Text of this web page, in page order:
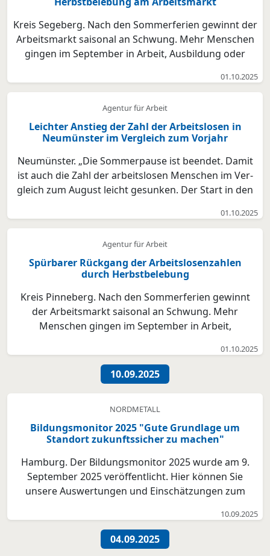
Kreis Segeberg. Nach den Sommerferien gewinnt der
Arbeitsmarkt saisonal an Schwung. Mehr Menschen
gingen im September in Arbeit, Ausbildung oder
Segeberg auf 5,0 Prozent. Nach den Sommerferien
Fa...
01.10.2025
Agentur für Arbeit
Leichter Anstieg der Zahl der Arbeitslosen in
Neumünster im Vergleich zum Vorjahr
Neumünster. „Die Sommerpause ist beendet. Damit
ist auch die Zahl der arbeitslosen Menschen im Ver-
gleich zum August leicht gesunken. Der Start in den
halten sich in ihrer Nachfrage nach Personal
verhalt...
01.10.2025
Agentur für Arbeit
Spürbarer Rückgang der Arbeitslosenzahlen
durch Herbstbelebung
Kreis Pinneberg. Nach den Sommerferien gewinnt
der Arbeitsmarkt saisonal an Schwung. Mehr
Menschen gingen im September in Arbeit,
Arbeitslosenquote sinkt im Kreis Pinneberg auf 5,4
Prozent. Nach den Sommerferien nimmt der
Arbeitsmarkt im Kreis Pinneberg wieder a...
01.10.2025
10.09.2025
NORDMETALL
Bildungsmonitor 2025 "Gute Grundlage um
Standort zukunftssicher zu machen"
Hamburg. Der Bildungsmonitor 2025 wurde am 9.
September 2025 veröffentlicht. Hier können Sie
unsere Auswertungen und Einschätzungen zum
einsehen. Die Ergebnisse des Bildungsmonitors 2025
zeichnen für die norddeutschen Bundesländer ein
differenziertes Bild: ...
10.09.2025
04.09.2025